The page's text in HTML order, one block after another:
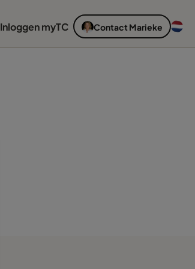
Inloggen myTC Contact Marieke